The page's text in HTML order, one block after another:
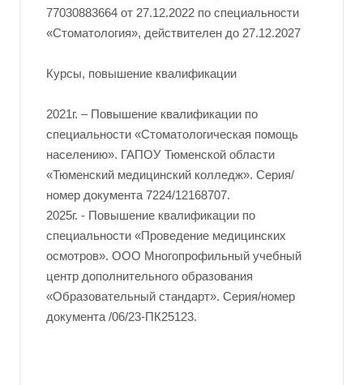
77030883664 от 27.12.2022 по специальности
«Стоматология», действителен до 27.12.2027
Курсы, повышение квалификации
2021г. – Повышение квалификации по
специальности «Стоматологическая помощь
населению». ГАПОУ Тюменской области
«Тюменский медицинский колледж». Серия/
номер документа 7224/12168707.
2025г. - Повышение квалификации по
специальности «Проведение медицинских
осмотров». ООО Многопрофильный учебный
центр дополнительного образования
«Образовательный стандарт». Серия/номер
документа /06/23-ПК25123.